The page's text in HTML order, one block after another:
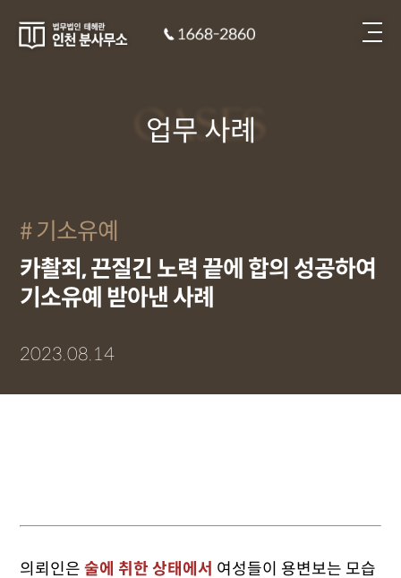
CASES
업무 사례
기소유예
카촬죄, 끈질긴 노력 끝에 합의 성공하여
기소유예 받아낸 사례
2023.08.14
의뢰인은 술에 취한 상태에서 여성들이 용변보는 모습